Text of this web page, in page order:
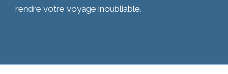
rendre votre voyage inoubliable.